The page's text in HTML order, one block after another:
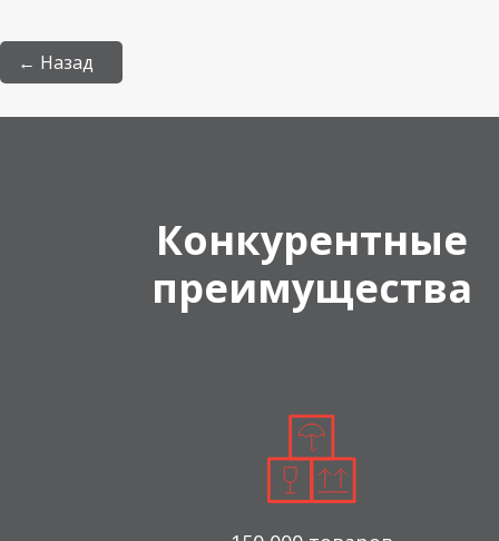
← Назад
Конкурентные
преимущества